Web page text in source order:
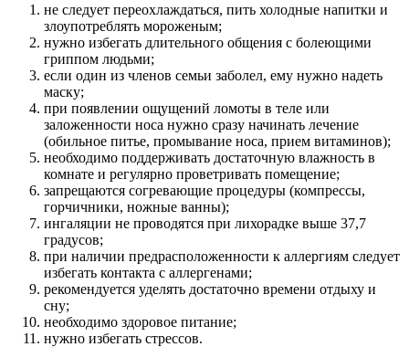
не следует переохлаждаться, пить холодные напитки и
злоупотреблять мороженым;
нужно избегать длительного общения с болеющими
гриппом людьми;
если один из членов семьи заболел, ему нужно надеть
маску;
при появлении ощущений ломоты в теле или
заложенности носа нужно сразу начинать лечение
(обильное питье, промывание носа, прием витаминов);
необходимо поддерживать достаточную влажность в
комнате и регулярно проветривать помещение;
запрещаются согревающие процедуры (компрессы,
горчичники, ножные ванны);
ингаляции не проводятся при лихорадке выше 37,7
градусов;
при наличии предрасположенности к аллергиям следует
избегать контакта с аллергенами;
рекомендуется уделять достаточно времени отдыху и
сну;
необходимо здоровое питание;
нужно избегать стрессов.